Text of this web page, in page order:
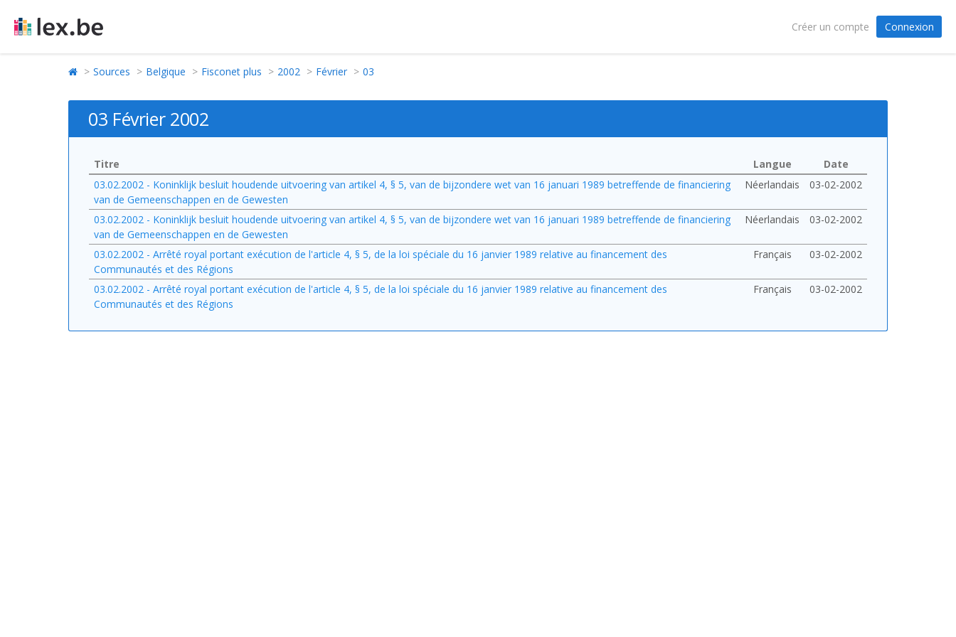
Créer un compte Connexion
Sources Belgique Fisconet plus 2002 Février 03
03 Février 2002
Titre Langue
Date
03.02.2002 - Koninklijk besluit houdende uitvoering van artikel 4, § 5, van de bijzondere wet van 16 januari 1989 betreffende de financiering
van de Gemeenschappen en de Gewesten
Néerlandais 03-02-2002
03.02.2002 - Koninklijk besluit houdende uitvoering van artikel 4, § 5, van de bijzondere wet van 16 januari 1989 betreffende de financiering
van de Gemeenschappen en de Gewesten
Néerlandais 03-02-2002
03.02.2002 - Arrêté royal portant exécution de l'article 4, § 5, de la loi spéciale du 16 janvier 1989 relative au financement des
Communautés et des Régions
Français 03-02-2002
03.02.2002 - Arrêté royal portant exécution de l'article 4, § 5, de la loi spéciale du 16 janvier 1989 relative au financement des
Communautés et des Régions
Français 03-02-2002